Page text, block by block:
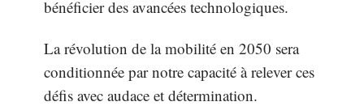
bénéficier des avancées technologiques.
La révolution de la mobilité en 2050 sera
conditionnée par notre capacité à relever ces
défis avec audace et détermination.